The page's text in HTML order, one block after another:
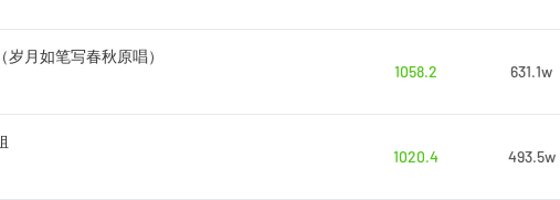
岁月如笔写春秋原唱）
1058.2
631.1w
1020.4
493.5w